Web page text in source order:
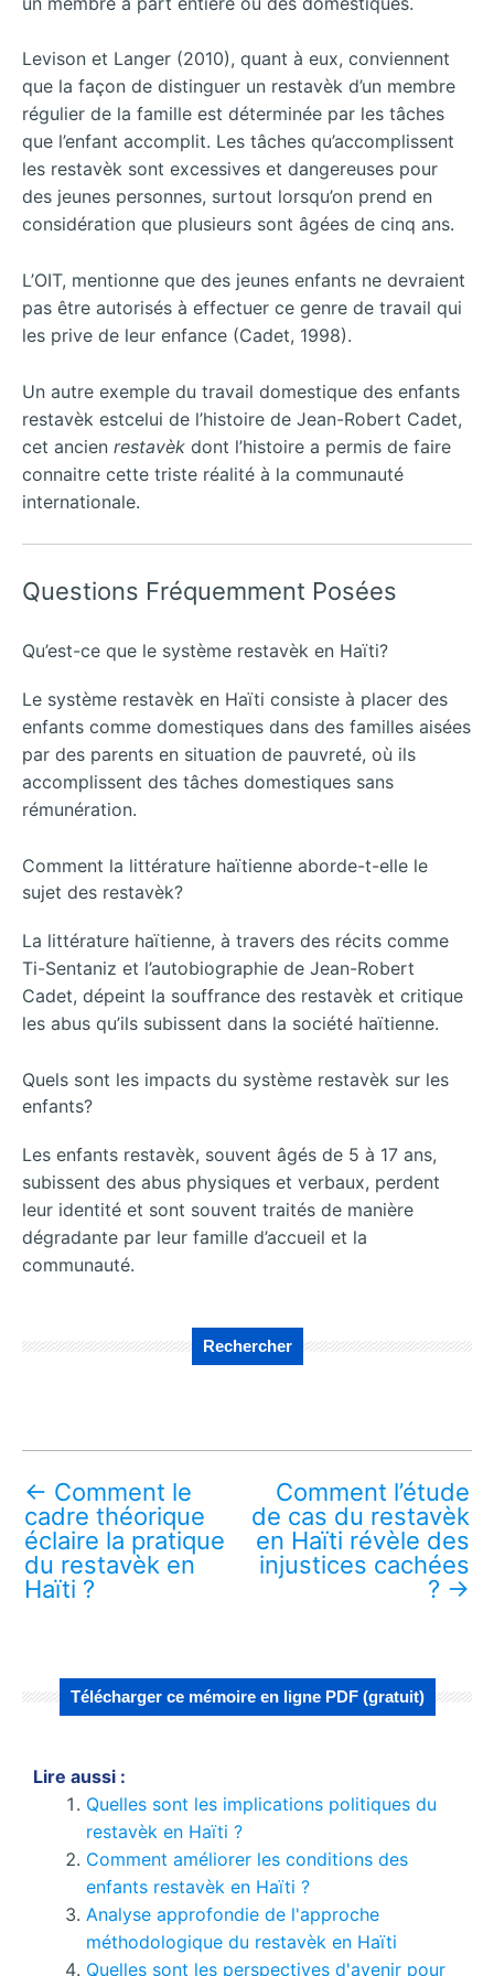
Levison et Langer (2010), quant à eux, conviennent
que la façon de distinguer un restavèk d’un membre
régulier de la famille est déterminée par les tâches
que l’enfant accomplit. Les tâches qu’accomplissent
les restavèk sont excessives et dangereuses pour
des jeunes personnes, surtout lorsqu’on prend en
considération que plusieurs sont âgées de cinq ans.
L’OIT, mentionne que des jeunes enfants ne devraient
pas être autorisés à effectuer ce genre de travail qui
les prive de leur enfance (Cadet, 1998).
Un autre exemple du travail domestique des enfants
restavèk estcelui de l’histoire de Jean-Robert Cadet,
cet ancien restavèk dont l’histoire a permis de faire
connaitre cette triste réalité à la communauté
internationale.
Questions Fréquemment Posées
Qu’est-ce que le système restavèk en Haïti?
Le système restavèk en Haïti consiste à placer des
enfants comme domestiques dans des familles aisées
par des parents en situation de pauvreté, où ils
accomplissent des tâches domestiques sans
rémunération.
Comment la littérature haïtienne aborde-t-elle le
sujet des restavèk?
La littérature haïtienne, à travers des récits comme
Ti-Sentaniz et l’autobiographie de Jean-Robert
Cadet, dépeint la souffrance des restavèk et critique
les abus qu’ils subissent dans la société haïtienne.
Quels sont les impacts du système restavèk sur les
enfants?
Les enfants restavèk, souvent âgés de 5 à 17 ans,
subissent des abus physiques et verbaux, perdent
leur identité et sont souvent traités de manière
dégradante par leur famille d’accueil et la
communauté.
Rechercher
← Comment le
cadre théorique
éclaire la pratique
du restavèk en
Haïti ?
Comment l’étude
de cas du restavèk
en Haïti révèle des
injustices cachées
? →
Télécharger ce mémoire en ligne PDF (gratuit)
Lire aussi :
Quelles sont les implications politiques du
restavèk en Haïti ?
Comment améliorer les conditions des
enfants restavèk en Haïti ?
Analyse approfondie de l'approche
méthodologique du restavèk en Haïti
Quelles sont les perspectives d'avenir pour